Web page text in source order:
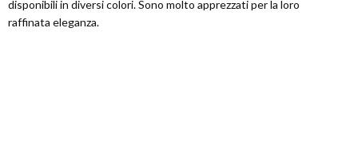
disponibili in diversi colori. Sono molto apprezzati per la loro
raffinata eleganza.